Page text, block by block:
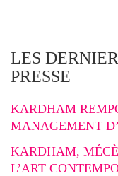
LES
PRESSE
KARDHAM
MANAGEMENT
KARDHAM,
L’ART